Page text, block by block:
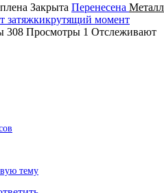
Закрыта Перенесена
затяжкикрутящий момент
308 Просмотры 1 Отслеживают
тему